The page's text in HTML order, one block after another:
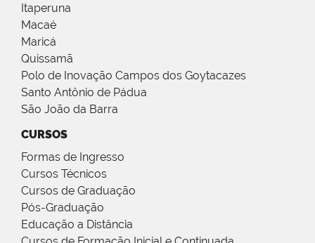
Itaperuna
Macaé
Maricá
Quissamã
Polo de Inovação Campos dos Goytacazes
Santo Antônio de Pádua
São João da Barra
CURSOS
Formas de Ingresso
Cursos Técnicos
Cursos de Graduação
Pós-Graduação
Educação a Distância